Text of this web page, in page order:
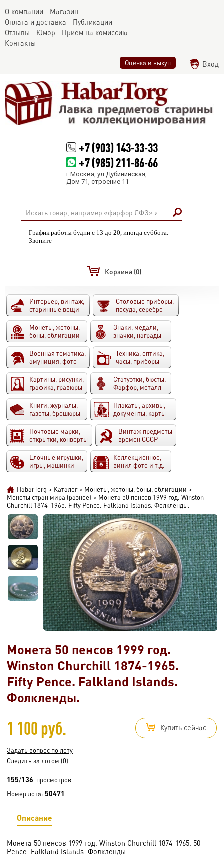
О компании
Магазин
Оплата и доставка
Публикации
Отзывы
Юмор
Прием на комиссию
Контакты
Оценка и выкуп Вход
+7 (903) 143-33-33
+7 (985) 211-86-66
г.Москва, ул.Дубининская,
Дом 71, строение 11
График работы будни с 13 до 20, иногда суббота.
Звоните
Корзина (0)
Интерьер, винтаж,
старинные вещи
Столовые приборы,
посуда, серебро
Монеты, жетоны,
боны, облигации
Знаки, медали,
значки, награды
Военная тематика,
амуниция, фото
Техника, оптика,
часы, приборы
Картины, рисунки,
графика, гравюры
Статуэтки, бюсты.
Фарфор, металл
Книги, журналы,
газеты, брошюры
Плакаты, архивы,
документы, карты
Почтовые марки,
открытки, конверты
Винтаж предметы
времен СССР
Елочные игрушки,
игры, машинки
Коллекционное,
винил фото и т.д.
HabarTorg > Каталог > Монеты, жетоны, боны, облигации >
Монеты стран мира (разное) > Монета 50 пенсов 1999 год. Winston
Churchill 1874-1965. Fifty Pence. Falkland Islands. Фолкленды.
Монета 50 пенсов 1999 год.
Winston Churchill 1874-1965.
Fifty Pence. Falkland Islands.
Фолкленды.
1 100 руб. Купить сейчас
Задать вопрос по лоту
Следить за лотом (0)
155/136 просмотров
Номер лота: 50471
Описание
Монета 50 пенсов 1999 год. Winston Churchill 1874-1965. 50
Pence. Falkland Islands. Фолкленды.